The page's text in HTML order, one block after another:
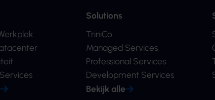
Solutions
TriniCo
Managed Services
Professional Services
Development Services
Bekijk alle